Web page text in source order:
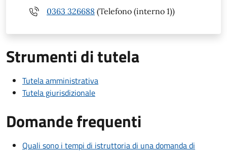
0363 326688 (Telefono (interno 1))
Strumenti di tutela
Tutela amministrativa
Tutela giurisdizionale
Domande frequenti
Quali sono i tempi di istruttoria di una domanda di